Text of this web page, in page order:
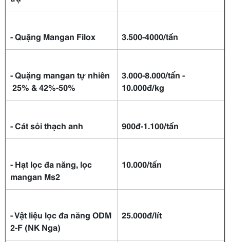
- Quặng Mangan Filox 3.500-4000/tấn
-Quặng mangan tự nhiên
25% & 42%-50%
3.000-8.000/tấn -
10.000đ/kg
- Cát sỏi thạch anh 900đ-1.100/tấn
- Hạt lọc đa năng, lọc
mangan Ms2
10.000/tấn
- Vật liệu lọc đa năng ODM
2-F (NK Nga)
25.000đ/lít